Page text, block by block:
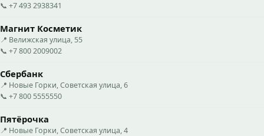
📞 +7 493 2938341
Магнит Косметик
📍 Велижская улица, 55
📞 +7 800 2009002
Сбербанк
📍 Новые Горки, Советская улица, 6
📞 +7 800 5555550
Пятёрочка
📍 Новые Горки, Советская улица, 4